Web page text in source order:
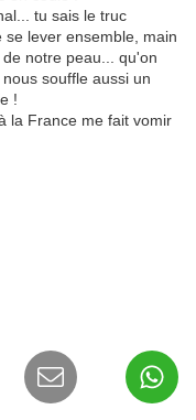
tu sais le truc
lever ensemble, main
notre peau... qu'on
souffle aussi un
!
la France me fait vomir